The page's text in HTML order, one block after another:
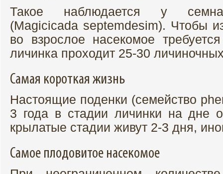
Такое наблюдается у
(Magicicada septemdesim). Чтобы
во взрослое насекомое
личинка проходит 25-30
Самая короткая жизнь
Настоящие поденки (семейство
3 года в стадии личинки на дне
крылатые стадии живут 2-3 дня,
Самое плодовитое насекомое